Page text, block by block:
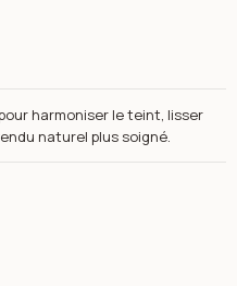
harmoniser le teint, lisser
naturel plus soigné.